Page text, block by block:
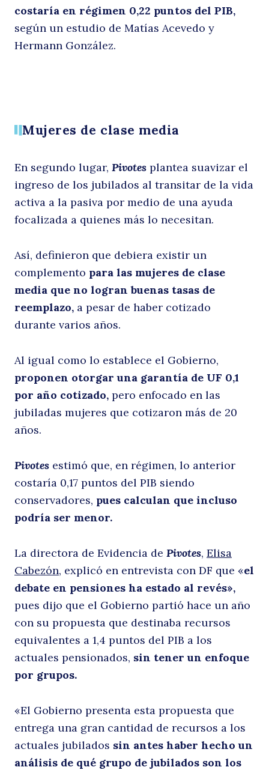
Buscar
costaría en régimen 0,22 puntos del PIB,
según un estudio de Matías Acevedo y
Hermann González.
Mujeres de clase media
En segundo lugar, Pivotes plantea suavizar el
ingreso de los jubilados al transitar de la vida
activa a la pasiva por medio de una ayuda
focalizada a quienes más lo necesitan.
Así, definieron que debiera existir un
complemento para las mujeres de clase
media que no logran buenas tasas de
reemplazo, a pesar de haber cotizado
durante varios años.
Al igual como lo establece el Gobierno,
proponen otorgar una garantía de UF 0,1
por año cotizado, pero enfocado en las
jubiladas mujeres que cotizaron más de 20
años.
Pivotes estimó que, en régimen, lo anterior
costaría 0,17 puntos del PIB siendo
conservadores, pues calculan que incluso
podría ser menor.
La directora de Evidencia de Pivotes, Elisa
Cabezón, explicó en entrevista con DF que «el
debate en pensiones ha estado al revés»,
pues dijo que el Gobierno partió hace un año
con su propuesta que destinaba recursos
equivalentes a 1,4 puntos del PIB a los
actuales pensionados, sin tener un enfoque
por grupos.
«El Gobierno presenta esta propuesta que
entrega una gran cantidad de recursos a los
actuales jubilados sin antes haber hecho un
análisis de qué grupo de jubilados son los